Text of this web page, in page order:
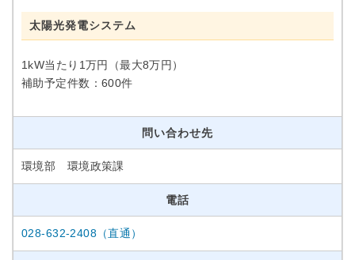
太陽光発電システム
1kW当たり1万円（最大8万円）
補助予定件数：600件
問い合わせ先
環境部 環境政策課
電話
028-632-2408（直通）